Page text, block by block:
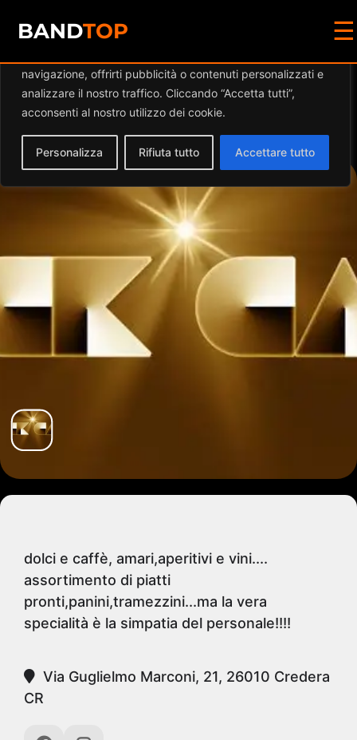
Diamo valore alla tua privacy
navigazione, offrirti pubblicità o contenuti personalizzati e
analizzare il nostro traffico. Cliccando “Accetta tutti”,
acconsenti al nostro utilizzo dei cookie.
Personalizza Rifiuta tutto Accettare tutto
BANDTOP ☰
Events by this
organizer
dolci e caffè, amari,aperitivi e vini....
assortimento di piatti
pronti,panini,tramezzini...ma la vera
specialità è la simpatia del personale!!!!
Via Guglielmo Marconi, 21, 26010 Credera
CR